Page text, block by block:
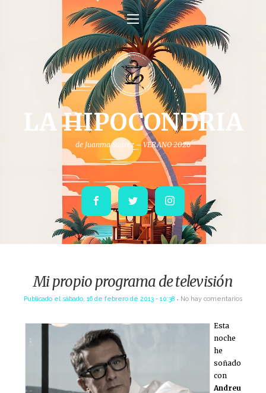
LA HIPOCONDRIA
de Juanma Suárez – VERANO 2026
Facebook Twitter Instagram
Mi propio programa de televisión
Publicado el sábado, 16 de febrero de 2013 - 10:38 No hay comentarios
Esta
noche
he
soñado
con
Andreu